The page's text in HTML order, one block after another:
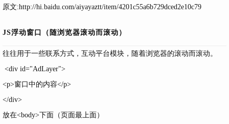
原文:http://hi.baidu.com/aiyayaztt/item/4201c55a6b729dced2e10c79
JS浮动窗口（随浏览器滚动而滚动）
往往用于一些联系方式，互动平台模块，随着浏览器的滚动而滚动。
<div id="AdLayer">
<p>窗口中的内容</p>
</div>
放在<body>下面（页面最上面）